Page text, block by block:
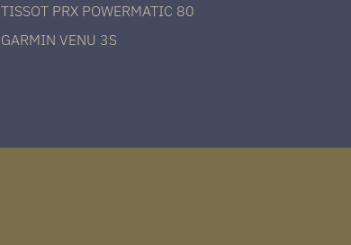
TISSOT PRX POWERMATIC 80
GARMIN VENU 3S